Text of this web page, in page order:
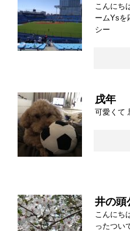
こんにち
ームYsを
シー
戌年
可愛くて
井の頭
こんにち
ったつい